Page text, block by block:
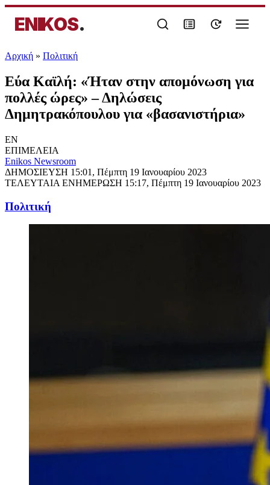
ENIKOS.
Αρχική » Πολιτική
Εύα Καϊλή: «Ήταν στην απομόνωση για
πολλές ώρες» – Δηλώσεις
Δημητρακόπουλου για «βασανιστήρια»
EN
ΕΠΙΜΕΛΕΙΑ
Enikos Newsroom
ΔΗΜΟΣΙΕΥΣΗ 15:01, Πέμπτη 19 Ιανουαρίου 2023
ΤΕΛΕΥΤΑΙΑ ΕΝΗΜΕΡΩΣΗ 15:17, Πέμπτη 19 Ιανουαρίου 2023
Πολιτική